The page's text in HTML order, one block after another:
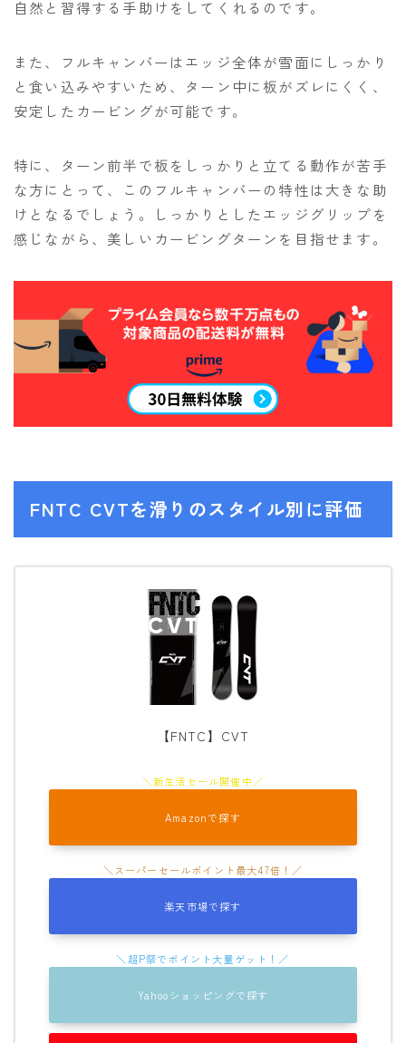
自然と習得する手助けをしてくれるのです。
また、フルキャンバーはエッジ全体が雪面にしっかり
と食い込みやすいため、ターン中に板がズレにくく、
安定したカービングが可能です。
特に、ターン前半で板をしっかりと立てる動作が苦手
な方にとって、このフルキャンバーの特性は大きな助
けとなるでしょう。しっかりとしたエッジグリップを
感じながら、美しいカービングターンを目指せます。
FNTC CVTを滑りのスタイル別に評価
【FNTC】CVT
Amazonで探す
楽天市場で探す
Yahooショッピングで探す